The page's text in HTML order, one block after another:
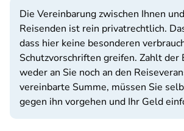
Die Vereinbarung zwischen Ihnen
Reisenden ist rein privatrechtlich.
dass hier keine besonderen
Schutzvorschriften greifen. Zahlt der
weder an Sie noch an den
vereinbarte Summe, müssen Sie
gegen ihn vorgehen und Ihr Geld